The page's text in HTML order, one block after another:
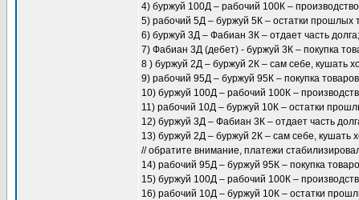
4) буржуй 100Д – рабочий 100К –
5) рабочий 5Д – буржуй 5К – остатки прошлых
6) буржуй 3Д – Фабиан 3К – отдает часть долга;
7) Фабиан 3Д (дебет) - буржуй 3К – покупка
8 ) буржуй 2Д – буржуй 2К – сам себе, кушать
9) рабочий 95Д – буржуй 95К – покупка
10) буржуй 100Д – рабочий 100К –
11) рабочий 10Д – буржуй 10К – остатки
12) буржуй 3Д – Фабиан 3К – отдает часть
13) буржуй 2Д – буржуй 2К – сам себе, кушать
// обратите внимание, платежи
14) рабочий 95Д – буржуй 95К – покупка
15) буржуй 100Д – рабочий 100К –
16) рабочий 10Д – буржуй 10К – остатки